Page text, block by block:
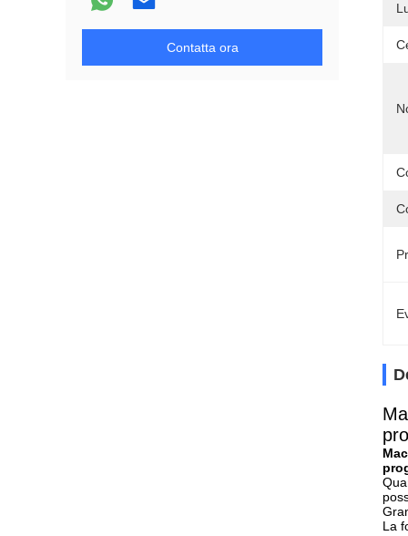
Contatta ora
La